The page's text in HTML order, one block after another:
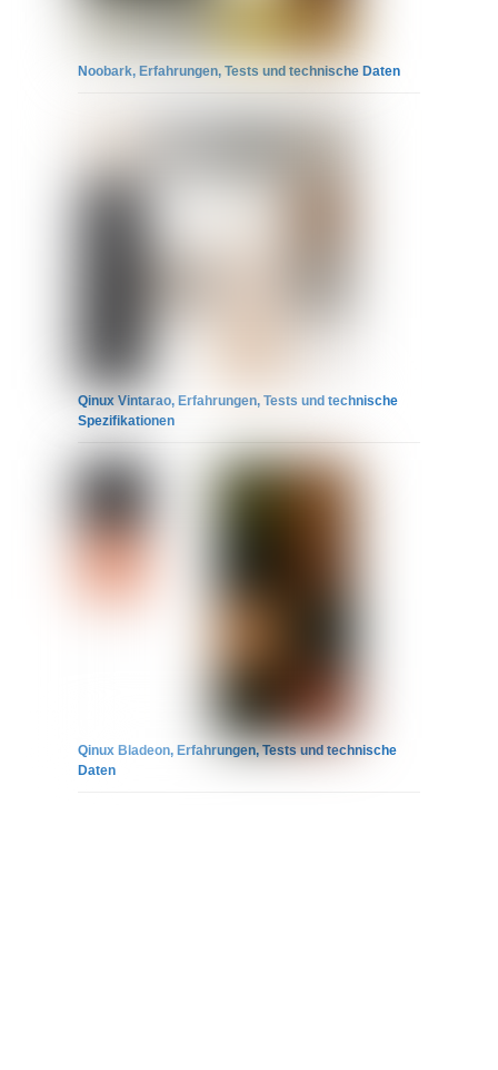
Noobark, Erfahrungen, Tests und technische Daten
Qinux Vintarao, Erfahrungen, Tests und technische
Spezifikationen
Qinux Bladeon, Erfahrungen, Tests und technische
Daten